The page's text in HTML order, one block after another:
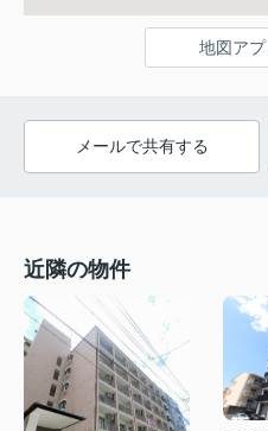
地図ア
メールで共有する
近隣の物件